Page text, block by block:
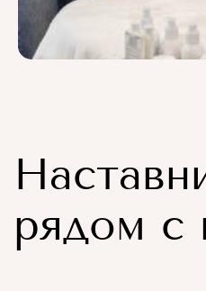
рядом с